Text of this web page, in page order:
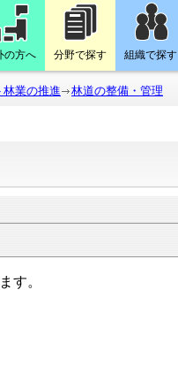
の方へ 分野で探す 組織で探す
林業の推進 林道の整備・管理
す。